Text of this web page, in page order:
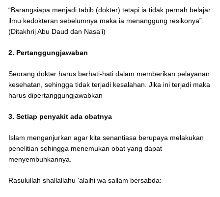
“Barangsiapa menjadi tabib (dokter) tetapi ia tidak pernah belajar
ilmu kedokteran sebelumnya maka ia menanggung resikonya”.
(Ditakhrij Abu Daud dan Nasa’i)
2. Pertanggungjawaban
Seorang dokter harus berhati-hati dalam memberikan pelayanan
kesehatan, sehingga tidak terjadi kesalahan. Jika ini terjadi maka
harus dipertanggungjawabkan
3. Setiap penyakit ada obatnya
Islam menganjurkan agar kita senantiasa berupaya melakukan
penelitian sehingga menemukan obat yang dapat
menyembuhkannya.
Rasulullah shallallahu 'alaihi wa sallam bersabda: